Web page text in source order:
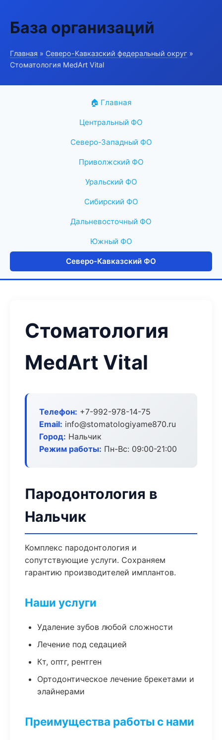
База организаций
Главная » Северо-Кавказский федеральный округ »
Стоматология MedArt Vital
🏠 Главная
Центральный ФО
Северо-Западный ФО
Приволжский ФО
Уральский ФО
Сибирский ФО
Дальневосточный ФО
Южный ФО
Северо-Кавказский ФО
Стоматология
MedArt Vital
Телефон: +7-992-978-14-75
Email: info@stomatologiyame870.ru
Город: Нальчик
Режим работы: Пн-Вс: 09:00-21:00
Пародонтология в
Нальчик
Комплекс пародонтология и
сопутствующие услуги. Сохраняем
гарантию производителей имплантов.
Наши услуги
Удаление зубов любой сложности
Лечение под седацией
Кт, оптг, рентген
Ортодонтическое лечение брекетами и
элайнерами
Преимущества работы с нами